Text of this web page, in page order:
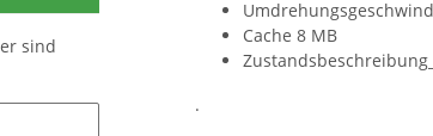
Cache 8 MB
.
sind